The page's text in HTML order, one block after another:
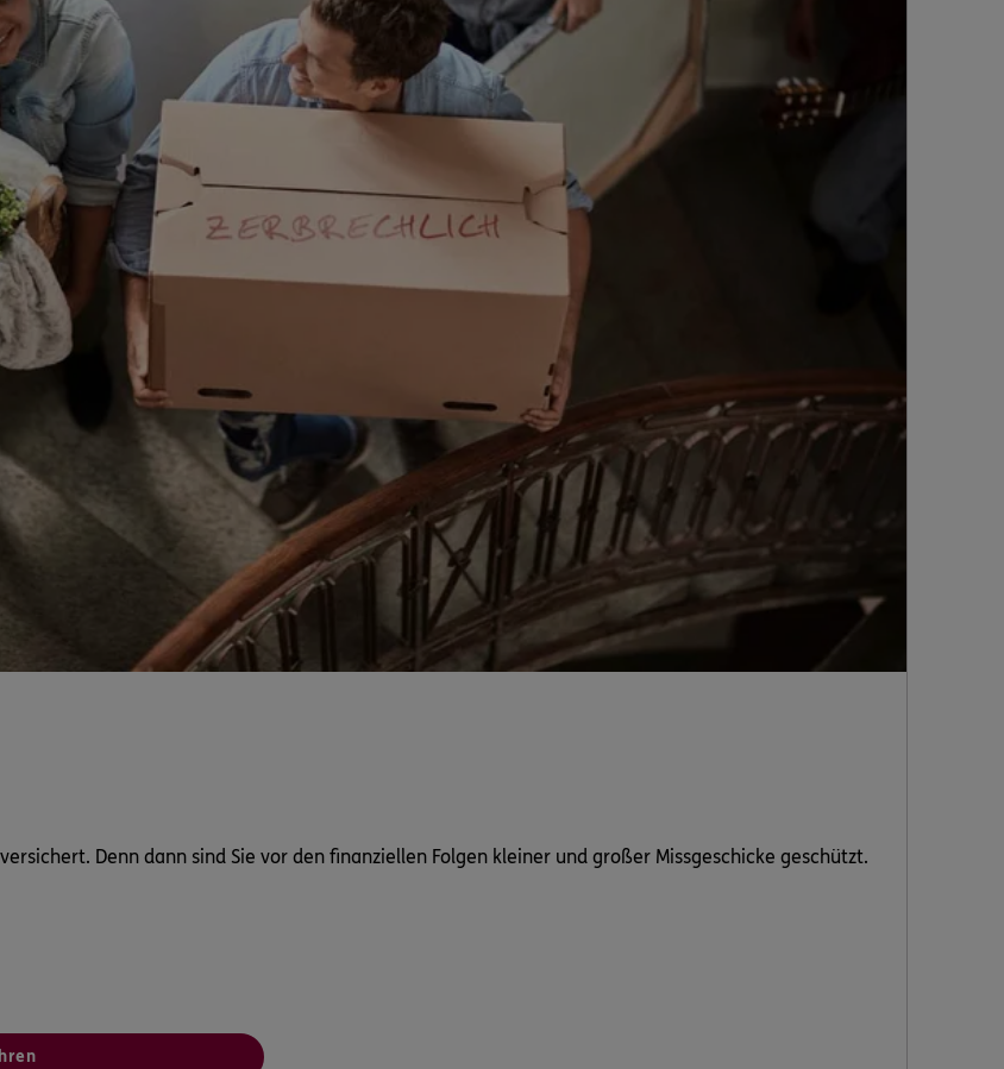
Denn dann sind Sie vor den finanziellen Folgen kleiner und großer Missgeschicke geschützt.